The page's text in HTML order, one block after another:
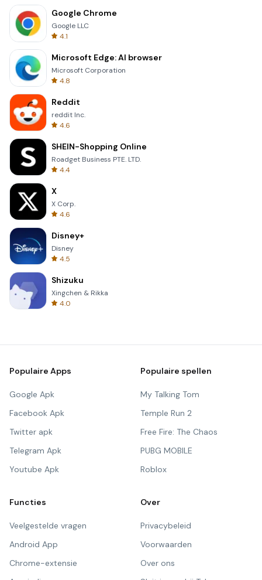
Google Chrome
Google LLC
4.1
Microsoft Edge: AI browser
Microsoft Corporation
4.8
Reddit
reddit Inc.
4.6
SHEIN-Shopping Online
Roadget Business PTE. LTD.
4.4
X
X Corp.
4.6
Disney+
Disney
4.5
Shizuku
Xingchen & Rikka
4.0
Populaire Apps
Google Apk
Facebook Apk
Twitter apk
Telegram Apk
Youtube Apk
Populaire spellen
My Talking Tom
Temple Run 2
Free Fire: The Chaos
PUBG MOBILE
Roblox
Functies
Veelgestelde vragen
Android App
Chrome-extensie
Over
Privacybeleid
Voorwaarden
Over ons